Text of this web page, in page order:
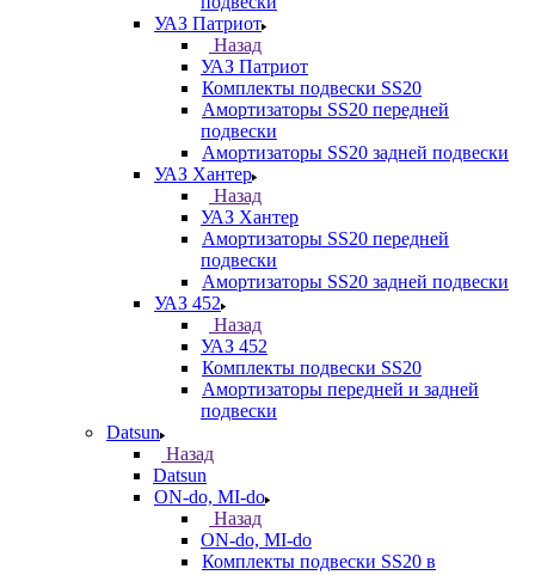
УАЗ Патриот
Назад
УАЗ Патриот
Комплекты подвески SS20
Амортизаторы SS20 передней
подвески
Амортизаторы SS20 задней подвески
УАЗ Хантер
Назад
УАЗ Хантер
Амортизаторы SS20 передней
подвески
Амортизаторы SS20 задней подвески
УАЗ 452
Назад
УАЗ 452
Комплекты подвески SS20
Амортизаторы передней и задней
подвески
Datsun
Назад
Datsun
ON-do, MI-do
Назад
ON-do, MI-do
Комплекты подвески SS20 в